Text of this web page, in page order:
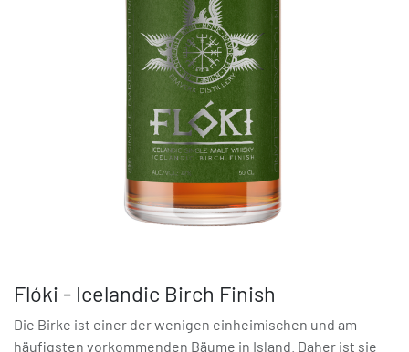
Flóki - Icelandic Birch Finish
Die Birke ist einer der wenigen einheimischen und am
häufigsten vorkommenden Bäume in Island. Daher ist sie